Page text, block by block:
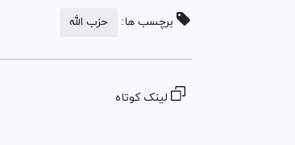
برچسب ها: حزب الله
لینک کوتاه